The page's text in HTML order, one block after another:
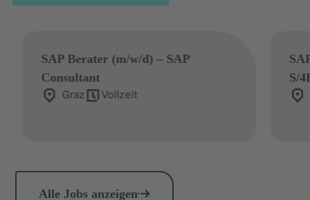
SAP Retail Berater (m/w/d) – SAP
S/4HANA Retail & CAR Consultant
Salzburg
Alle Jobs anzeigen